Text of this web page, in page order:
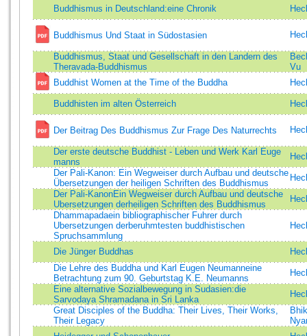
Buddhismus in Deutschland:eine Chronik
Buddhismus Und Staat in Südostasien
Buddhismus, Staat und Gesellschaft in den Landern des
Theravada-Buddhismus
Vu
Buddhist Women at the Time of the Buddha
Buddhisten im alten Österreich
Der Beitrag Des Buddhismus Zur Frage Des Naturrechts
Der erste deutsche Buddhist - Leben und Werk Karl Euge
manns
Der Pali-Kanon: Ein Wegweiser durch Aufbau und deutsche
Übersetzungen der heiligen Schriften des Buddhismus
Der Pali-KanonEin Wegweiser durch Aufbau und deutsche
Ubersetzungen derheiligen Schriften des Buddhismus
Dhammapadaein bibliographischer Fuhrer durch
Ubersetzungen derberuhmtesten buddhistischen
Spruchsammlung
Die Jünger Buddhas
Die Lehre des Buddha und Karl Eugen Neumanneine
Betrachtung zum 90. Geburtstag K.E. Neumanns
Eine alternative Sozialbewegung in Sudasien:die
Sarvodaya Shramadana in Sri Lanka
Great Disciples of the Buddha: Their Lives, Their Works,
Their Legacy